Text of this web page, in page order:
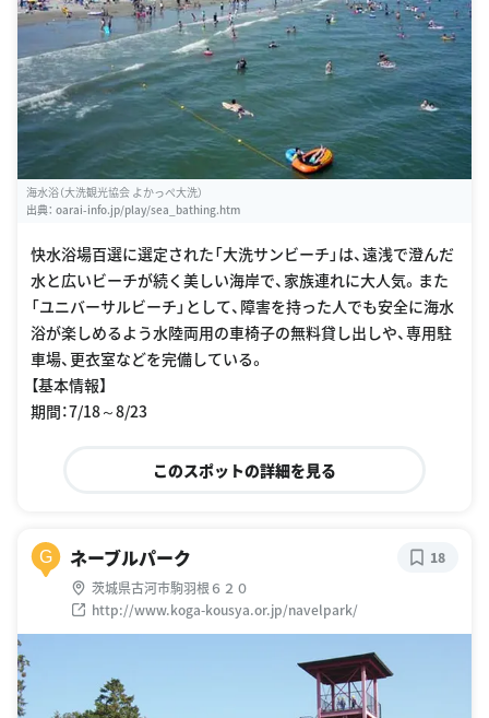
海水浴（大洗観光協会 よかっぺ大洗）
出典： oarai-info.jp/play/sea_bathing.htm
快水浴場百選に選定された「大洗サンビーチ」は、遠浅で澄んだ
水と広いビーチが続く美しい海岸で、家族連れに大人気。また
「ユニバーサルビーチ」として、障害を持った人でも安全に海水
浴が楽しめるよう水陸両用の車椅子の無料貸し出しや、専用駐
車場、更衣室などを完備している。
【基本情報】
期間：7/18～8/23
このスポットの詳細を見る
G ネーブルパーク
茨城県古河市駒羽根６２０
http://www.koga-kousya.or.jp/navelpark/
18